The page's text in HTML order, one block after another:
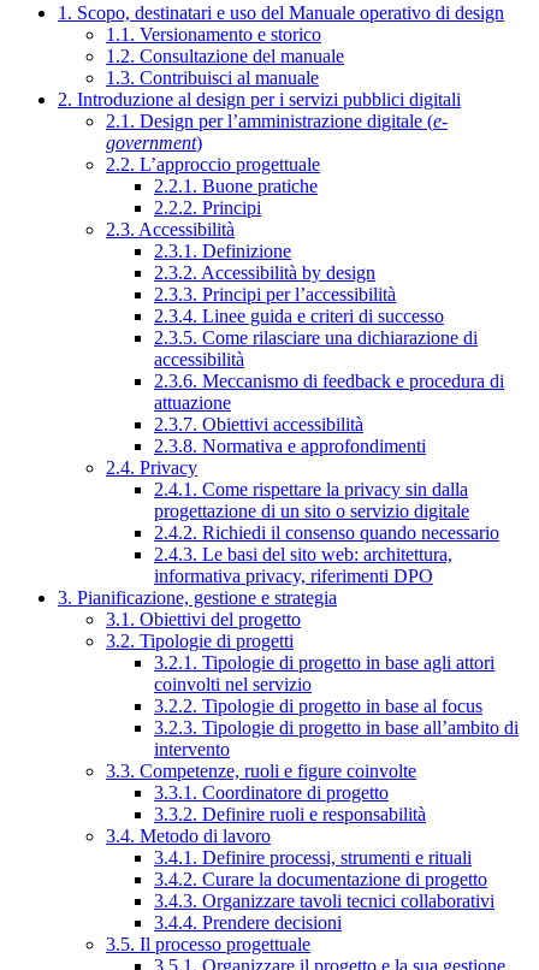
1. Scopo, destinatari e uso del Manuale operativo di design
1.1. Versionamento e storico
1.2. Consultazione del manuale
1.3. Contribuisci al manuale
2. Introduzione al design per i servizi pubblici digitali
2.1. Design per l’amministrazione digitale (e-
government)
2.2. L’approccio progettuale
2.2.1. Buone pratiche
2.2.2. Principi
2.3. Accessibilità
2.3.1. Definizione
2.3.2. Accessibilità by design
2.3.3. Principi per l’accessibilità
2.3.4. Linee guida e criteri di successo
2.3.5. Come rilasciare una dichiarazione di
accessibilità
2.3.6. Meccanismo di feedback e procedura di
attuazione
2.3.7. Obiettivi accessibilità
2.3.8. Normativa e approfondimenti
2.4. Privacy
2.4.1. Come rispettare la privacy sin dalla
progettazione di un sito o servizio digitale
2.4.2. Richiedi il consenso quando necessario
2.4.3. Le basi del sito web: architettura,
informativa privacy, riferimenti DPO
3. Pianificazione, gestione e strategia
3.1. Obiettivi del progetto
3.2. Tipologie di progetti
3.2.1. Tipologie di progetto in base agli attori
coinvolti nel servizio
3.2.2. Tipologie di progetto in base al focus
3.2.3. Tipologie di progetto in base all’ambito di
intervento
3.3. Competenze, ruoli e figure coinvolte
3.3.1. Coordinatore di progetto
3.3.2. Definire ruoli e responsabilità
3.4. Metodo di lavoro
3.4.1. Definire processi, strumenti e rituali
3.4.2. Curare la documentazione di progetto
3.4.3. Organizzare tavoli tecnici collaborativi
3.4.4. Prendere decisioni
3.5. Il processo progettuale
3.5.1. Organizzare il progetto e la sua gestione